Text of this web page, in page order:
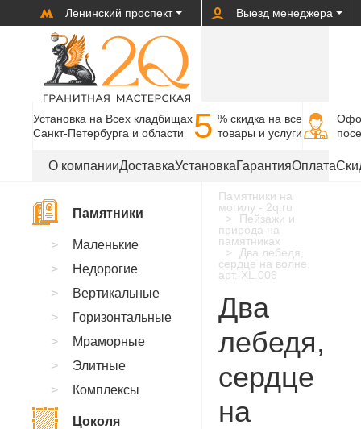
Ленинский проспект Выезд менеджера
Установка на Всех кладбищах
Санкт-Петербурга и области
5 % cкидка на все
товары и услуги
О компанииДоставкаУстановкаГарантияОплата
Памятники на
могилу - 2q.ru
Пейзажи и
природа на
памятниках
Два лебедя,
сердце на волне,
арт. XL.006
Два
лебедя,
сердце
на
Памятники
Маленькие
Недорогие
Вертикальные
Горизонтальные
Мраморные
Элитные
Комплексы
Цоколя